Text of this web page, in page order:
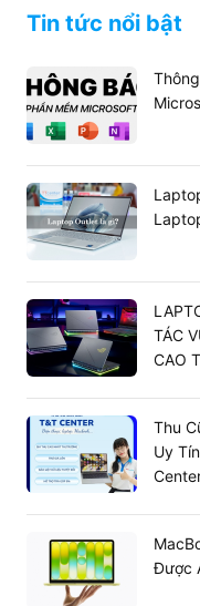
Hệ điều hành
Macbook đem lại
cho người dùng.
Graphics 617 cho
AI mượt mà.
trợ Force Touch
Thiết kế bàn phím
Tin tức nổi bật
TÁC
CAO
Thu
Uy
Được